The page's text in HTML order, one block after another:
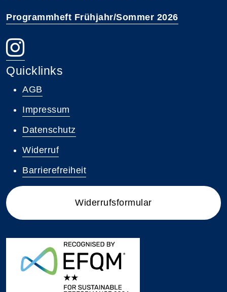
Programmheft Frühjahr/Sommer 2026
Quicklinks
AGB
Impressum
Datenschutz
Widerruf
Barrierefreiheit
Widerrufsformular